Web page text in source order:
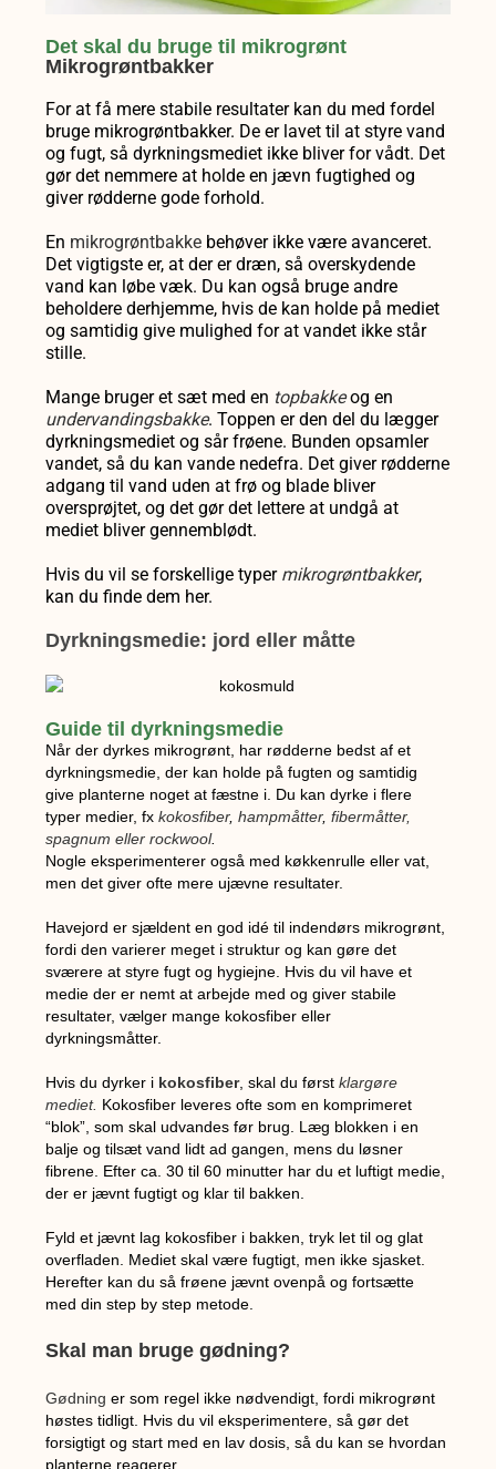
Det skal du bruge til mikrogrønt
Mikrogrøntbakker
For at få mere stabile resultater kan du med fordel
bruge mikrogrøntbakker. De er lavet til at styre vand
og fugt, så dyrkningsmediet ikke bliver for vådt. Det
gør det nemmere at holde en jævn fugtighed og
giver rødderne gode forhold.
En mikrogrøntbakke behøver ikke være avanceret.
Det vigtigste er, at der er dræn, så overskydende
vand kan løbe væk. Du kan også bruge andre
beholdere derhjemme, hvis de kan holde på mediet
og samtidig give mulighed for at vandet ikke står
stille.
Mange bruger et sæt med en topbakkeog en
undervandingsbakke. Toppen er den del du lægger
dyrkningsmediet og sår frøene. Bunden opsamler
vandet, så du kan vande nedefra. Det giver rødderne
adgang til vand uden at frø og blade bliver
oversprøjtet, og det gør det lettere at undgå at
mediet bliver gennemblødt.
Hvis du vil se forskellige typer mikrogrøntbakker,
kan du finde dem her.
Dyrkningsmedie: jord eller måtte
Guide til dyrkningsmedie
Når der dyrkes mikrogrønt, har rødderne bedst af et
dyrkningsmedie, der kan holde på fugten og samtidig
give planterne noget at fæstne i. Du kan dyrke i flere
typer medier, fxkokosfiber,hampmåtter,fibermåtter,
spagnum eller rockwool.
Nogle eksperimenterer også med køkkenrulle eller vat,
men det giver ofte mere ujævne resultater.
Havejord er sjældent en god idé til indendørs mikrogrønt,
fordi den varierer meget i struktur og kan gøre det
sværere at styre fugt og hygiejne. Hvis du vil have et
medie der er nemt at arbejde med og giver stabile
resultater, vælger mange kokosfiber eller
dyrkningsmåtter.
Hvis du dyrker i kokosfiber, skal du førstklargøre
mediet. Kokosfiber leveres ofte som en komprimeret
“blok”, som skal udvandes før brug. Læg blokken i en
balje og tilsæt vand lidt ad gangen, mens du løsner
fibrene. Efter ca. 30 til 60 minutter har du et luftigt medie,
der er jævnt fugtigt og klar til bakken.
Fyld et jævnt lag kokosfiber i bakken, tryk let til og glat
overfladen. Mediet skal være fugtigt, men ikke sjasket.
Herefter kan du så frøene jævnt ovenpå og fortsætte
med din step by step metode.
Skal man bruge gødning?
Gødning er som regel ikke nødvendigt, fordi mikrogrønt
høstes tidligt. Hvis du vil eksperimentere, så gør det
forsigtigt og start med en lav dosis, så du kan se hvordan
planterne reagerer.